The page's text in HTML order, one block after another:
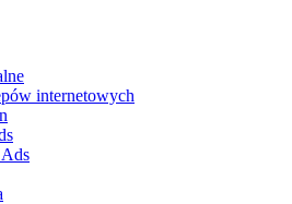
internetowych